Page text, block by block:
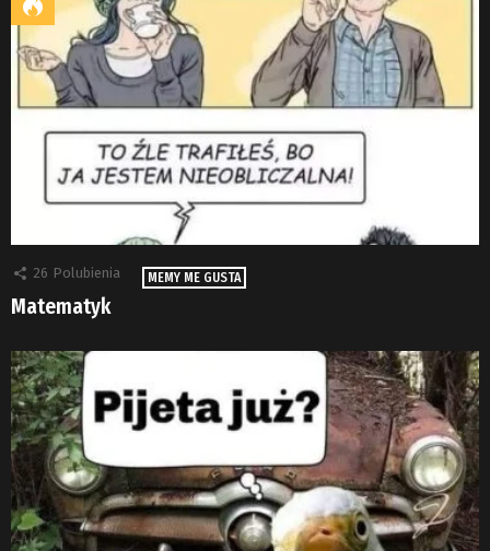
26 Polubienia MEMY ME GUSTA
Matematyk